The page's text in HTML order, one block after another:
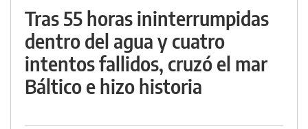
Tras 55 horas ininterrumpidas
dentro del agua y cuatro
intentos fallidos, cruzó el mar
Báltico e hizo historia